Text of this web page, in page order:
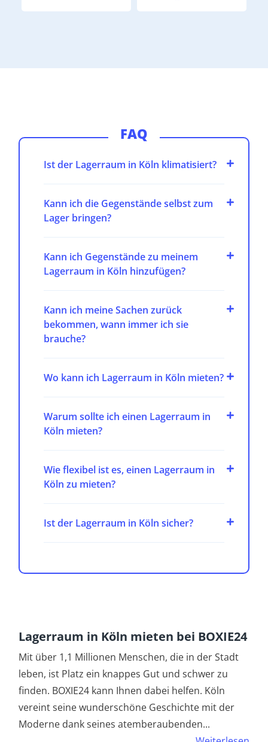
FAQ
Ist der Lagerraum in Köln klimatisiert?
Kann ich die Gegenstände selbst zum
Lager bringen?
Kann ich Gegenstände zu meinem
Lagerraum in Köln hinzufügen?
Kann ich meine Sachen zurück
bekommen, wann immer ich sie
brauche?
Wo kann ich Lagerraum in Köln mieten?
Warum sollte ich einen Lagerraum in
Köln mieten?
Wie flexibel ist es, einen Lagerraum in
Köln zu mieten?
Ist der Lagerraum in Köln sicher?
Lagerraum in Köln mieten bei BOXIE24
Mit über 1,1 Millionen Menschen, die in der Stadt
leben, ist Platz ein knappes Gut und schwer zu
finden. BOXIE24 kann Ihnen dabei helfen. Köln
vereint seine wunderschöne Geschichte mit der
Moderne dank seines atemberaubenden...